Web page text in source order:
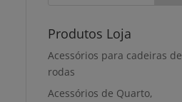
Produtos Loja
Acessórios para cadeiras de
rodas
Acessórios de Quarto,